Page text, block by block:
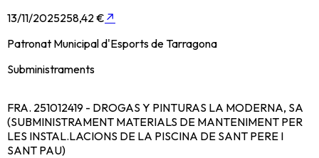
13/11/2025258,42 € ↗
Patronat Municipal d'Esports de Tarragona
Subministraments
FRA. 251012419 - DROGAS Y PINTURAS LA MODERNA, SA
(SUBMINISTRAMENT MATERIALS DE MANTENIMENT PER
LES INSTAL.LACIONS DE LA PISCINA DE SANT PERE I
SANT PAU)